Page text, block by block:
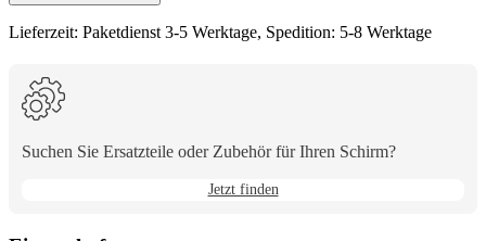
1
Lieferzeit: Paketdienst 3-5 Werktage, Spedition: 5-8 Werktage
Suchen Sie Ersatzteile oder Zubehör für Ihren Schirm?
Jetzt finden